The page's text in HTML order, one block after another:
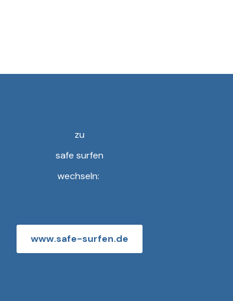
zu
safe surfen
wechseln:
www.safe-surfen.de